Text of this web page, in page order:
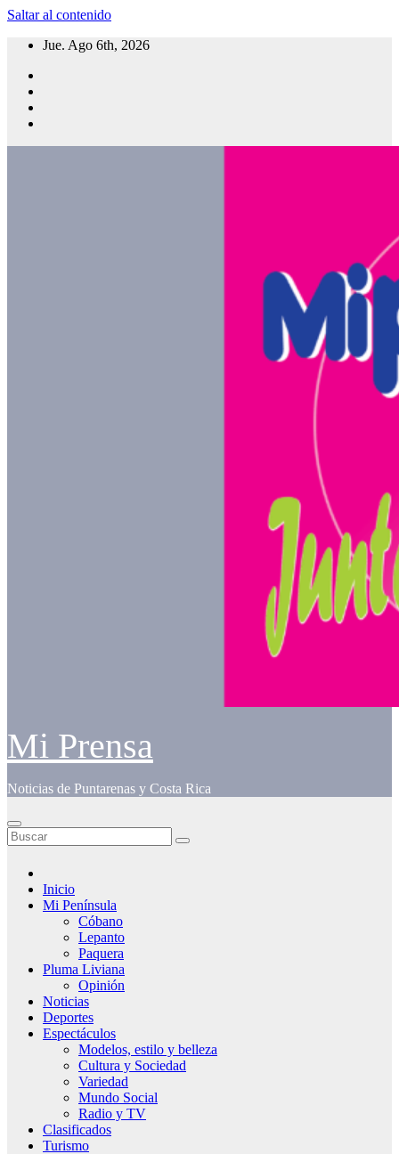
Saltar al contenido
Jue. Ago 6th, 2026
Mi Prensa
Noticias de Puntarenas y Costa Rica
Inicio
Mi Península
Cóbano
Lepanto
Paquera
Pluma Liviana
Opinión
Noticias
Deportes
Espectáculos
Modelos, estilo y belleza
Cultura y Sociedad
Variedad
Mundo Social
Radio y TV
Clasificados
Turismo